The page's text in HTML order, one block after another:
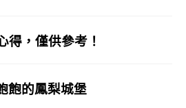
得，僅供參考！
飽的鳳梨城堡